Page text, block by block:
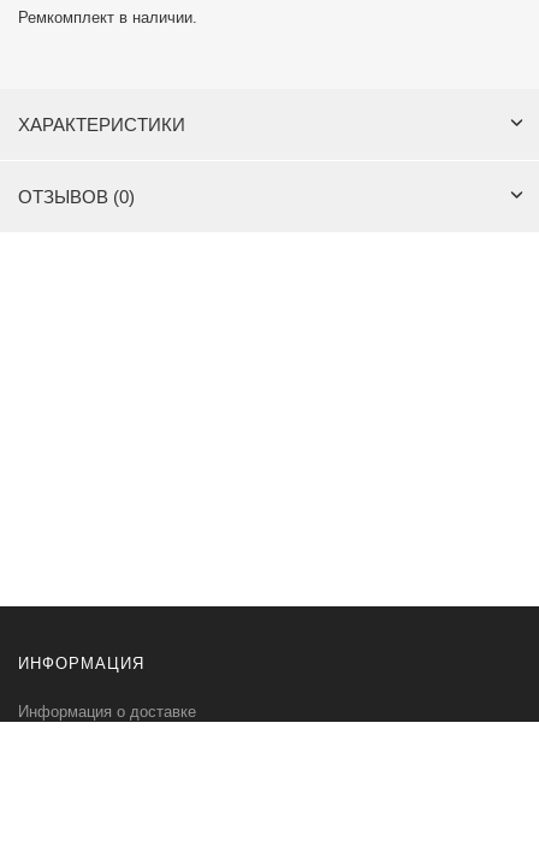
Ремкомплект в наличии.
ХАРАКТЕРИСТИКИ
ОТЗЫВОВ (0)
ИНФОРМАЦИЯ
Информация о доставке